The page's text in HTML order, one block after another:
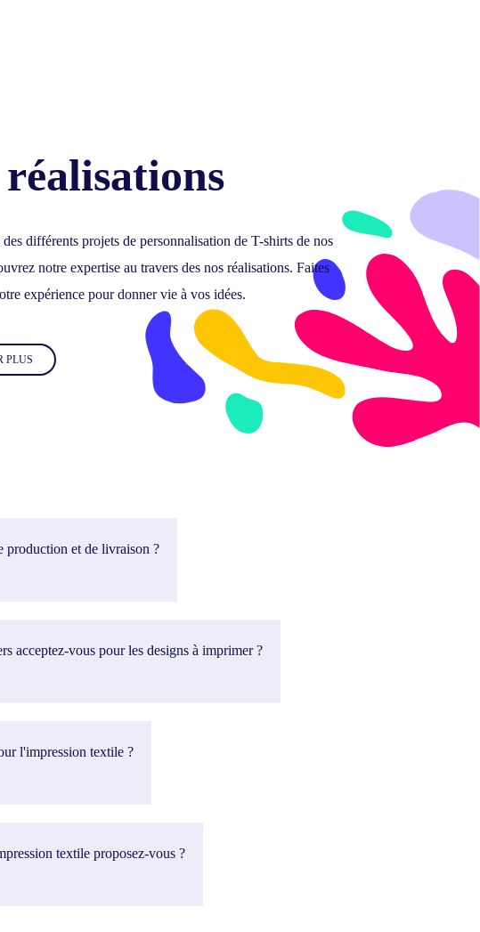
réalisations
différents projets de personnalisation de T-shirts de nos
notre expertise au travers des nos réalisations. Faites
expérience pour donner vie à vos idées.
PLUS
production et de livraison ?
acceptez-vous pour les designs à imprimer ?
l'impression textile ?
textile proposez-vous ?